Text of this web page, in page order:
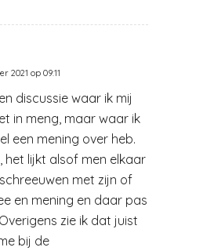
2021 op 09:11
discussie waar ik mij
in meng, maar waar ik
een mening over heb.
het lijkt alsof men elkaar
met zijn of
en mening en daar pas
zie ik dat juist
bij de